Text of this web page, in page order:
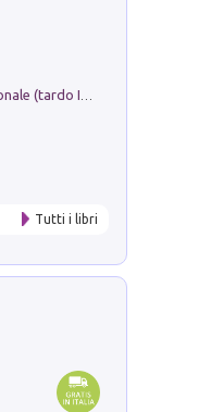
Tutti i libri